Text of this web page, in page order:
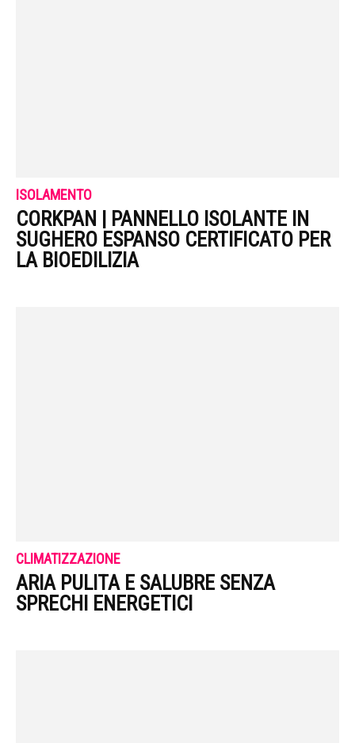
ISOLAMENTO
CORKPAN | PANNELLO ISOLANTE IN
SUGHERO ESPANSO CERTIFICATO PER
LA BIOEDILIZIA
CLIMATIZZAZIONE
ARIA PULITA E SALUBRE SENZA
SPRECHI ENERGETICI